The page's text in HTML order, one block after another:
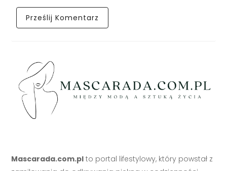
Mascarada.com.pl to portal lifestylowy, który powstał z